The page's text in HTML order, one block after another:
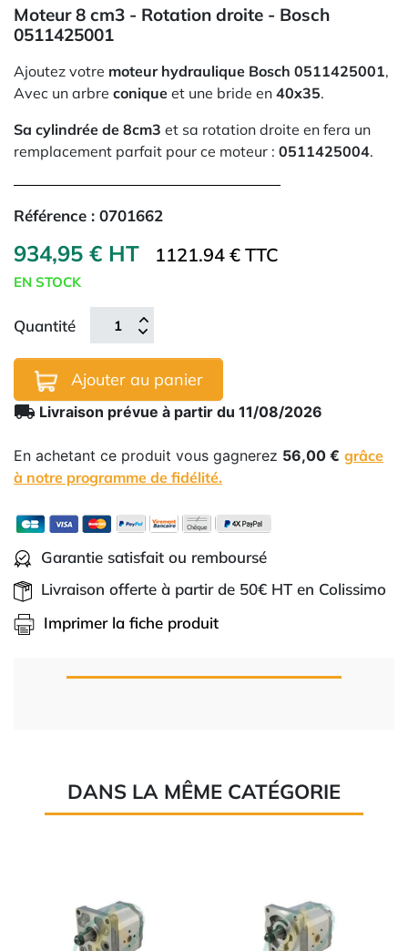
Moteur 8 cm3 - Rotation droite - Bosch
0511425001
Ajoutez votre moteur hydraulique Bosch 0511425001,
Avec un arbre conique et une bride en 40x35.
Sa cylindrée de 8cm3 et sa rotation droite en fera un
remplacement parfait pour ce moteur : 0511425004.
Référence : 0701662
934,95 € HT 1121.94 € TTC
EN STOCK
Quantité
Ajouter au panier
local_shipping Livraison prévue à partir du 11/08/2026
En achetant ce produit vous gagnerez 56,00 € grâce
à notre programme de fidélité.
Garantie satisfait ou remboursé
Livraison offerte à partir de 50€ HT en Colissimo
Imprimer la fiche produit
DANS LA MÊME CATÉGORIE